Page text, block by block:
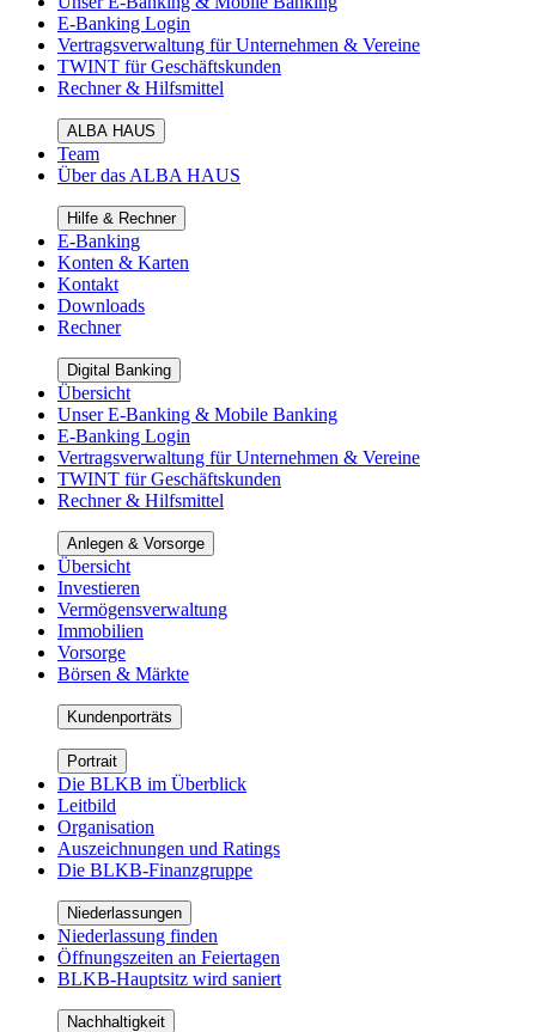
E-Banking Login
Vertragsverwaltung für Unternehmen & Vereine
TWINT für Geschäftskunden
Rechner & Hilfsmittel
ALBA HAUS
Team
Über das ALBA HAUS
Hilfe & Rechner
E-Banking
Konten & Karten
Kontakt
Downloads
Rechner
Digital Banking
Übersicht
Unser E-Banking & Mobile Banking
E-Banking Login
Vertragsverwaltung für Unternehmen & Vereine
TWINT für Geschäftskunden
Rechner & Hilfsmittel
Anlegen & Vorsorge
Übersicht
Investieren
Vermögensverwaltung
Immobilien
Vorsorge
Börsen & Märkte
Kundenporträts
Portrait
Die BLKB im Überblick
Leitbild
Organisation
Auszeichnungen und Ratings
Die BLKB-Finanzgruppe
Niederlassungen
Niederlassung finden
Öffnungszeiten an Feiertagen
BLKB-Hauptsitz wird saniert
Nachhaltigkeit